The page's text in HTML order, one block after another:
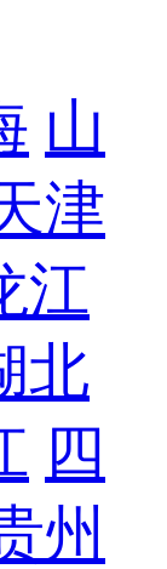
山
津
江
北
四
州